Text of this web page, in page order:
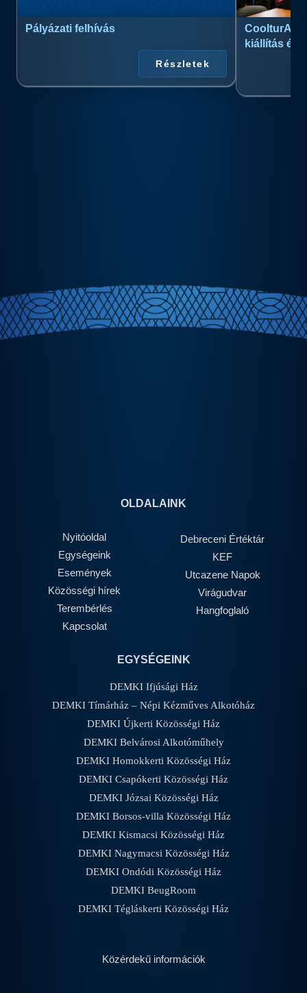
Pályázati felhívás
Részletek
kiállítás és
OLDALAINK
Nyitóoldal
Egységeink
Események
Közösségi hírek
Terembérlés
Kapcsolat
Debreceni Értéktár
KEF
Utcazene Napok
Virágudvar
Hangfoglaló
EGYSÉGEINK
DEMKI Ifjúsági Ház
DEMKI Tímárház – Népi Kézműves Alkotóház
DEMKI Újkerti Közösségi Ház
DEMKI Belvárosi Alkotóműhely
DEMKI Homokkerti Közösségi Ház
DEMKI Csapókerti Közösségi Ház
DEMKI Józsai Közösségi Ház
DEMKI Borsos-villa Közösségi Ház
DEMKI Kismacsi Közösségi Ház
DEMKI Nagymacsi Közösségi Ház
DEMKI Ondódi Közösségi Ház
DEMKI BeugRoom
DEMKI Tégláskerti Közösségi Ház
Közérdekű információk